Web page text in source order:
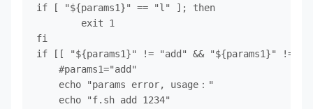
if [ "${params1}" == "l" ]; then
fi
if [[ "${params1}" != "add" && "${params1}"
    #params1="add"
    echo "params error, usage："
    echo "f.sh add 1234"